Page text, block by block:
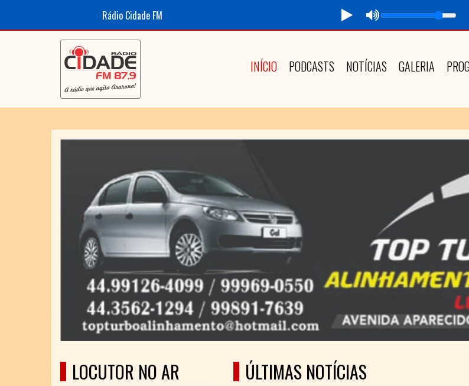
Rádio Cidade FM
INÍCIO PODCASTS NOTÍCIAS GALERIA
LOCUTOR NO AR ÚLTIMAS NOTÍCIAS